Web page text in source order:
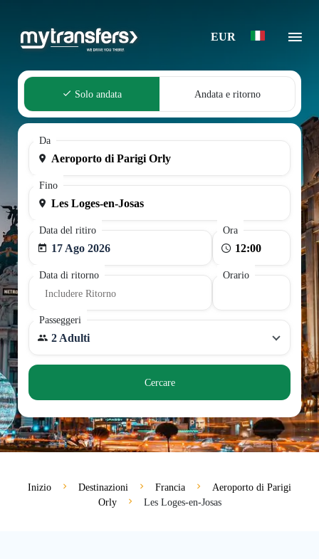
EUR
Solo andata Andata e ritorno
Da
Fino
Data del ritiro
17 Ago 2026
Ora
Data di ritorno
Includere Ritorno
Orario
Passeggeri
2 Adulti
Cercare
Inizio Destinazioni Francia
Aeroporto di Parigi
Orly
Les Loges-en-Josas